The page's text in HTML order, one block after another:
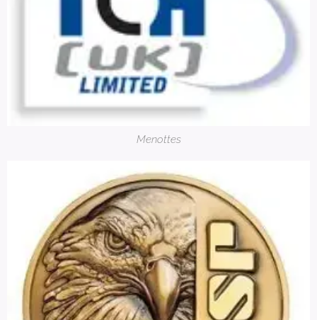
Menottes